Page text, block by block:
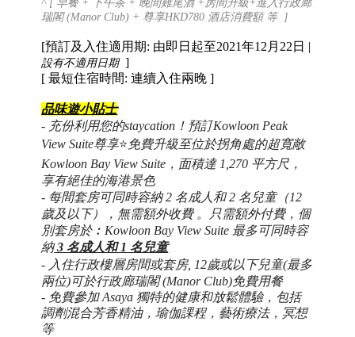
^ [ 早餐 + 下午茶 + 晚間雞尾酒 +房間升級+進入行政廊
瑞閣 (Manor Club) + 尊享HKD780 酒店消費額 等 ]
[預訂及入住適用期: 由即日起至2021年12月22日 |
設有不適用日期 ]
[ 最短住宿時間: 連續入住兩晚 ]
品味遊小貼士
- 充份利用您的staycation！預訂Kowloon Peak
View Suite尊享⭐免費升級至位於拐角處的超寬敞
Kowloon Bay View Suite ，面積達1,270 平方尺，
享有絕佳的海港景色
- 每間套房可同時容納 2 名成人和 2 名兒童（12
歲及以下），無需額外收費 。
只需額外付費， 個
別套房於︰Kowloon Bay View Suite 最多可同時容
納3 名成人和 1 名兒童
- 入住行政樓層房間或套房, 12歲或以下兒童(最多
兩位)可於行政廊瑞閣 (Manor Club)免費用餐
- 免費參加 Asaya 獨特的健康和放鬆體驗，包括
調劑混合芳香精油，瑜伽課程，藝術療法，冥想
等